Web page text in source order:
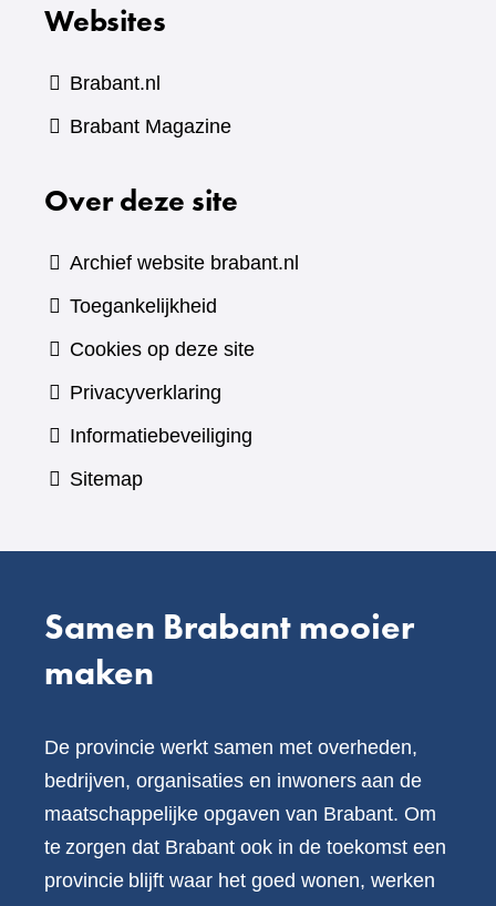
Websites
Brabant.nl
Brabant Magazine(verwijst
een
website)
Over deze site
Archief website brabant.nl
Toegankelijkheid
Cookies op deze site
Privacyverklaring
Informatiebeveiliging
Sitemap
Samen Brabant mooier
maken
De provincie werkt samen met overheden,
bedrijven, organisaties en inwoners aan de
maatschappelijke opgaven van Brabant. Om
te zorgen dat Brabant ook in de toekomst een
provincie blijft waar het goed wonen, werken